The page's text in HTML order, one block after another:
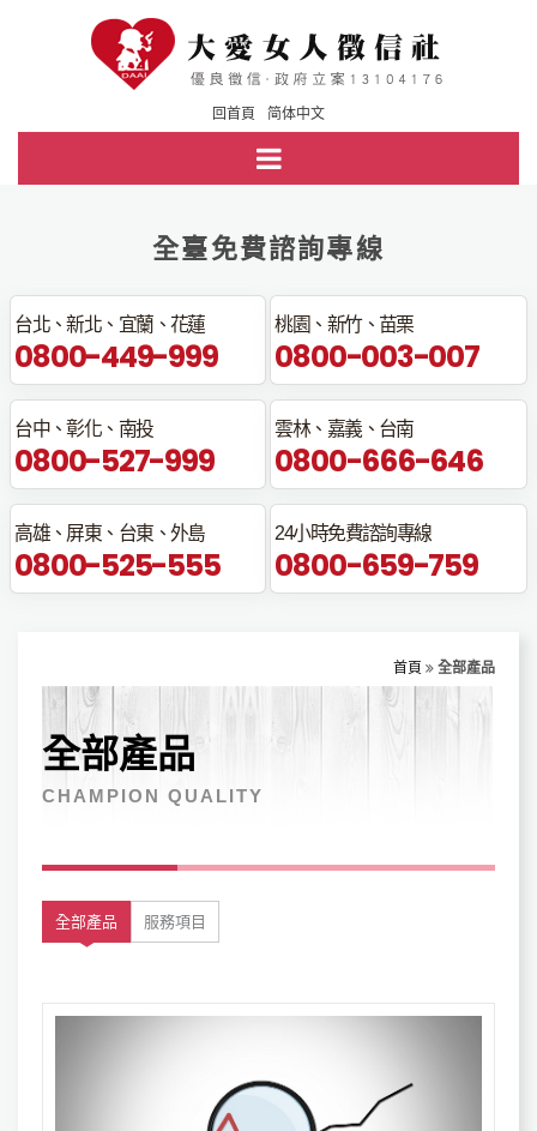
回首頁 简体中文
全臺免費諮詢專線
台北、新北、宜蘭、花蓮
0800-449-999
桃園、新竹、苗栗
0800-003-007
台中、彰化、南投
0800-527-999
雲林、嘉義、台南
0800-666-646
高雄、屏東、台東、外島
0800-525-555
24小時免費諮詢專線
0800-659-759
首頁 全部產品
全部產品
CHAMPION QUALITY
全部產品 服務項目